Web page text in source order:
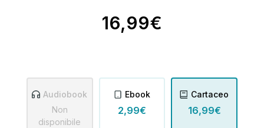
16,99€
Audiobook
Non
disponibile
Ebook
2,99€
Cartaceo
16,99€